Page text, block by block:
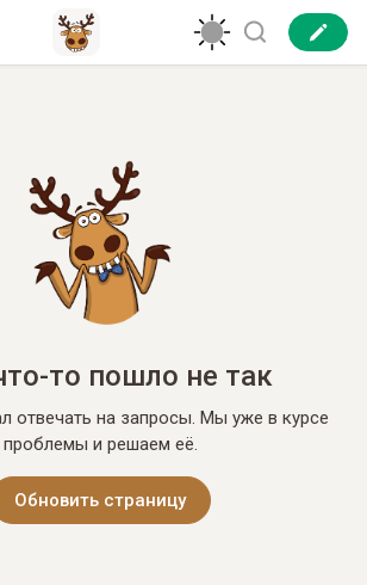
то пошло не так
отвечать на запросы. Мы уже в курсе
проблемы и решаем её.
Обновить страницу